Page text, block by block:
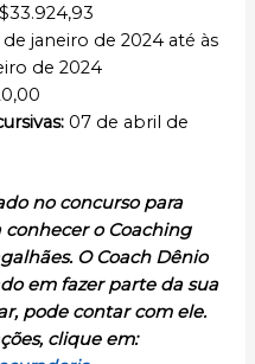
de janeiro de 2024 até às
de 2024
07 de abril de
no concurso para
conhecer o Coaching
O Coach Dênio
em fazer parte da sua
pode contar com ele.
clique em: